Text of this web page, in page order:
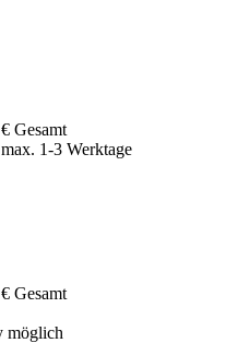
Gesamt
1-3 Werktage
Gesamt
möglich